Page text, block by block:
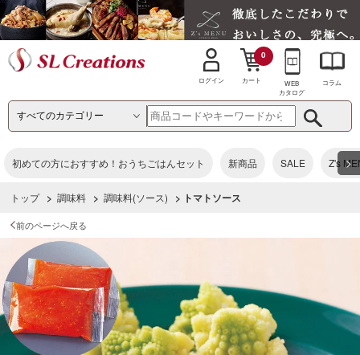
ログイン カート
0
WEB
カタログ
コラム
初めての方におすすめ！おうちごはんセット 新商品 SALE Z's >
トップ > 調味料 > 調味料(ソース) > トマトソース
前のページへ戻る